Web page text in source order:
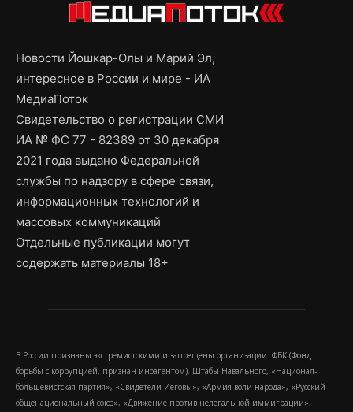
Новости Йошкар-Олы и Марий Эл,
интересное в России и мире - ИА
МедиаПоток
Свидетельство о регистрации СМИ
ИА № ФС 77 - 82389 от 30 декабря
2021 года выдано Федеральной
службы по надзору в сфере связи,
информационных технологий и
массовых коммуникаций
Отдельные публикации могут
содержать материалы 18+
В России признаны экстремистскими и запрещены организации: ФБК (Фонд
борьбы с коррупцией, признан иноагентом), Штабы Навального, «Национал-
большевистская партия», «Свидетели Иеговы», «Армия воли народа», «Русский
общенациональный союз», «Движение против нелегальной иммиграции»,